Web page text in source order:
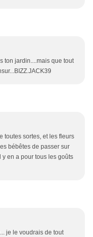
ton jardin....mais que tout
toutes sortes, et les fleurs
bébêtes de passer sur
y en a pour tous les goûts
je le voudrais de tout